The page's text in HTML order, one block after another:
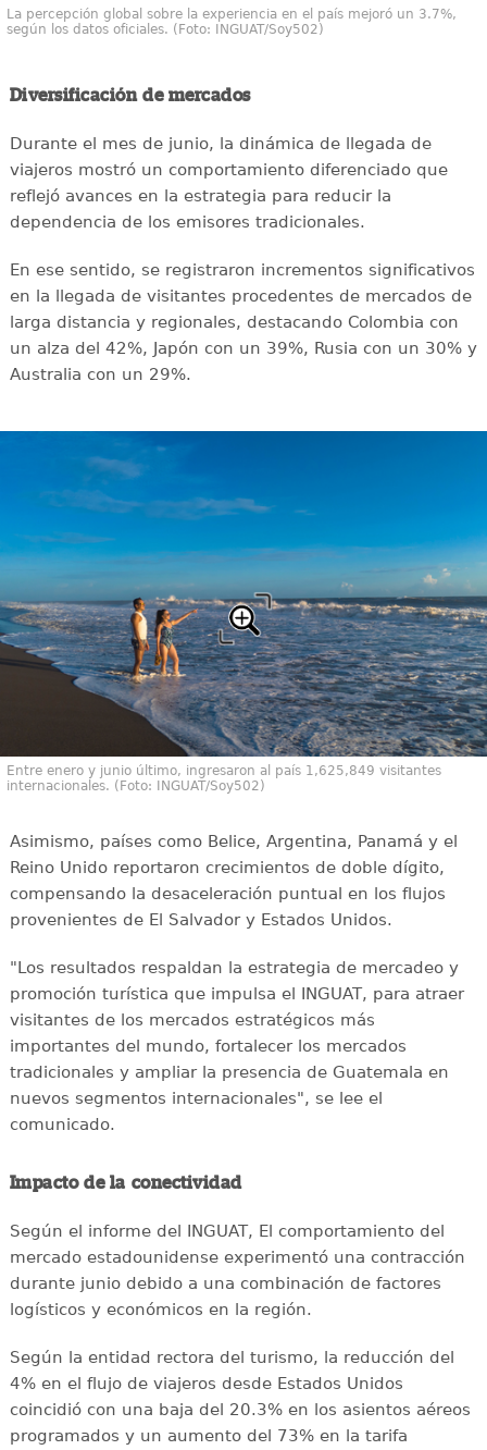
La percepción global sobre la experiencia en el país mejoró un 3.7%,
según los datos oficiales. (Foto: INGUAT/Soy502)
Diversificación de mercados
Durante el mes de junio, la dinámica de llegada de
viajeros mostró un comportamiento diferenciado que
reflejó avances en la estrategia para reducir la
dependencia de los emisores tradicionales.
En ese sentido, se registraron incrementos significativos
en la llegada de visitantes procedentes de mercados de
larga distancia y regionales, destacando Colombia con
un alza del 42%, Japón con un 39%, Rusia con un 30% y
Australia con un 29%.
Entre enero y junio último, ingresaron al país 1,625,849 visitantes
internacionales. (Foto: INGUAT/Soy502)
Asimismo, países como Belice, Argentina, Panamá y el
Reino Unido reportaron crecimientos de doble dígito,
compensando la desaceleración puntual en los flujos
provenientes de El Salvador y Estados Unidos.
"Los resultados respaldan la estrategia de mercadeo y
promoción turística que impulsa el INGUAT, para atraer
visitantes de los mercados estratégicos más
importantes del mundo, fortalecer los mercados
tradicionales y ampliar la presencia de Guatemala en
nuevos segmentos internacionales", se lee el
comunicado.
Impacto de la conectividad
Según el informe del INGUAT, El comportamiento del
mercado estadounidense experimentó una contracción
durante junio debido a una combinación de factores
logísticos y económicos en la región.
Según la entidad rectora del turismo, la reducción del
4% en el flujo de viajeros desde Estados Unidos
coincidió con una baja del 20.3% en los asientos aéreos
programados y un aumento del 73% en la tarifa